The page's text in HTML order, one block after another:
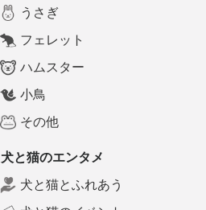
うさぎ
フェレット
ハムスター
小鳥
その他
犬と猫のエンタメ
犬と猫とふれあう